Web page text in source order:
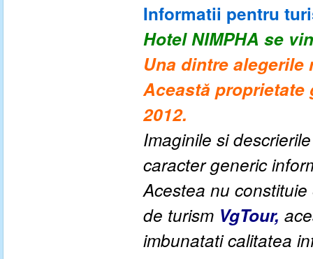
Informatii pentru
Hotel NIMPHA se
Una dintre alegerile
Această proprietate
2012.
Imaginile si
caracter generic
Acestea nu
de turism VgTour,
imbunatati calitatea